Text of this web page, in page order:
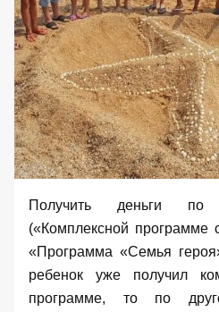
Получить деньги по
(«Комплексной программе
«Программа «Семья
ребенок уже получил
программе, то по